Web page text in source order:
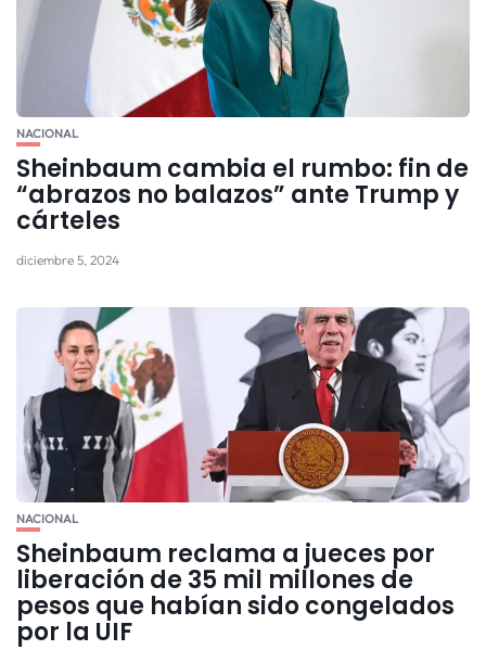
NACIONAL
Sheinbaum cambia el rumbo: fin de
“abrazos no balazos” ante Trump y
cárteles
diciembre 5, 2024
NACIONAL
Sheinbaum reclama a jueces por
liberación de 35 mil millones de
pesos que habían sido congelados
por la UIF